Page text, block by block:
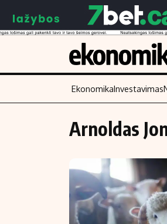
Turinys
Verslas
Energetika
EkonomikaInvestavimas
Arnoldas